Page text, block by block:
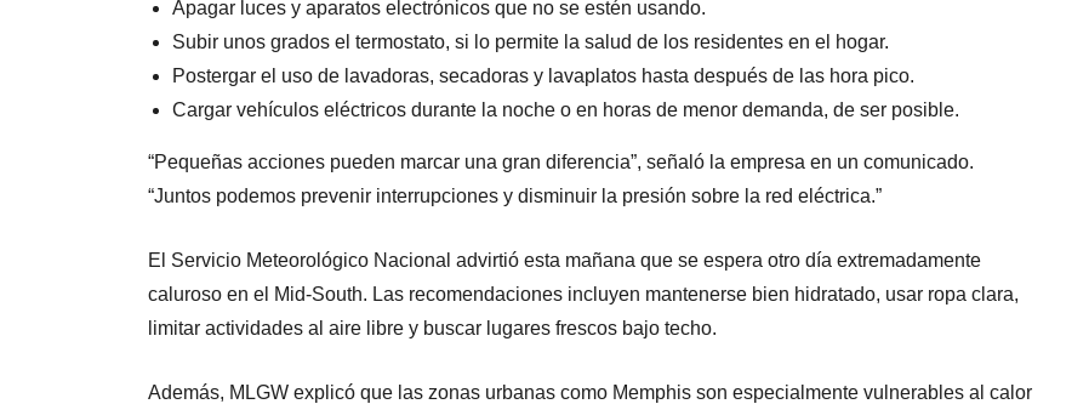
Apagar luces y aparatos electrónicos que no se estén usando.
Subir unos grados el termostato, si lo permite la salud de los residentes en el hogar.
Postergar el uso de lavadoras, secadoras y lavaplatos hasta después de las hora pico.
Cargar vehículos eléctricos durante la noche o en horas de menor demanda, de ser posible.
“Pequeñas acciones pueden marcar una gran diferencia”, señaló la empresa en un comunicado.
“Juntos podemos prevenir interrupciones y disminuir la presión sobre la red eléctrica.”
El Servicio Meteorológico Nacional advirtió esta mañana que se espera otro día extremadamente
caluroso en el Mid-South. Las recomendaciones incluyen mantenerse bien hidratado, usar ropa clara,
limitar actividades al aire libre y buscar lugares frescos bajo techo.
Además, MLGW explicó que las zonas urbanas como Memphis son especialmente vulnerables al calor